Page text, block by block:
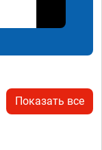
Показать все